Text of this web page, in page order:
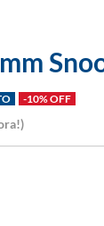
-10% OFF